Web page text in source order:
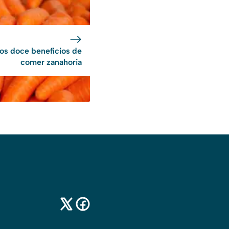
doce beneficios de
comer zanahoria